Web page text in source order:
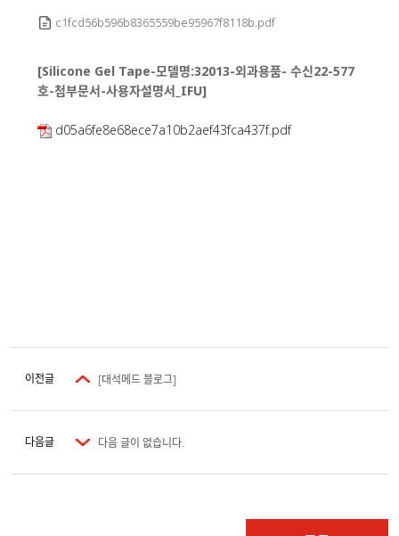
c1fcd56b596b8365559be95967f8118b.pdf
[Silicone Gel Tape-모델명:32013-외과용품- 수신22-577
호-첨부문서-사용자설명서_IFU]
d05a6fe8e68ece7a10b2aef43fca437f.pdf
이전글 [대석메드 블로그]
다음글 다음 글이 없습니다.